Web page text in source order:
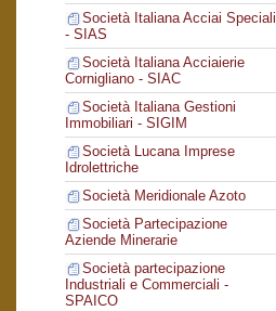
Società Italiana Acciai Speciali
- SIAS
Società Italiana Acciaierie
Cornigliano - SIAC
Società Italiana Gestioni
Immobiliari - SIGIM
Società Lucana Imprese
Idrolettriche
Società Meridionale Azoto
Società Partecipazione
Aziende Minerarie
Società partecipazione
Industriali e Commerciali -
SPAICO